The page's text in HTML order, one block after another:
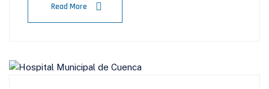
Read More